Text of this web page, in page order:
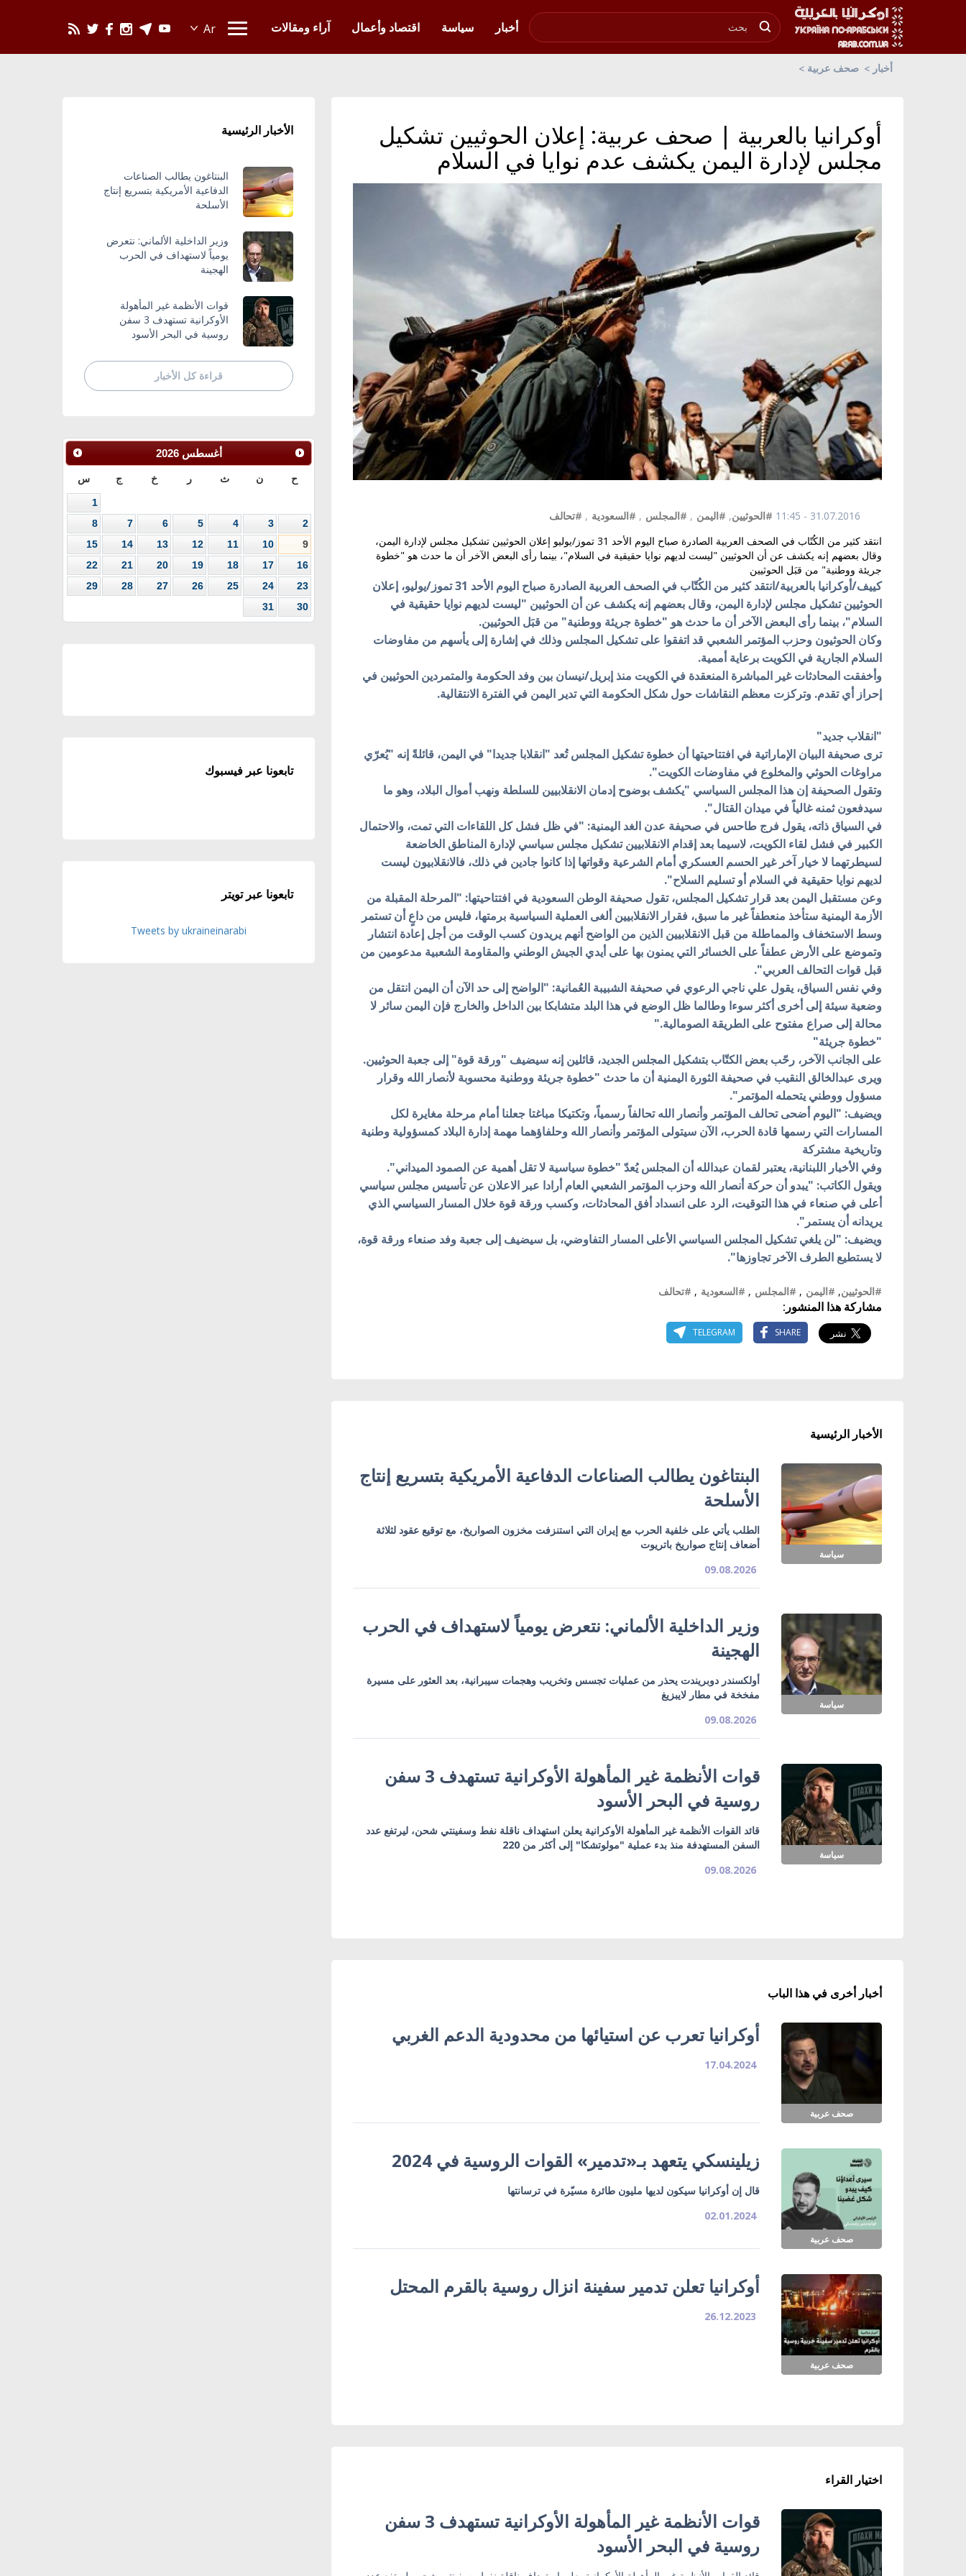
أخبار
سياسة اقتصاد وأعمال آراء ومقالات
أخبار صحف عربية
أوكرانيا بالعربية | صحف عربية: إعلان الحوثيين تشكيل
مجلس لإدارة اليمن يكشف عدم نوايا في السلام
31.07.2016 - 11:45 #الحوثيين, #اليمن , #المجلس , #السعودية , #تحالف
انتقد كثير من الكُتّاب في الصحف العربية الصادرة صباح اليوم الأحد 31 تموز/يوليو إعلان الحوثيين تشكيل مجلس لإدارة اليمن،
وقال بعضهم إنه يكشف عن أن الحوثيين "ليست لديهم نوايا حقيقية في السلام"، بينما رأى البعض الآخر أن ما حدث هو "خطوة
جريئة ووطنية" من قبَل الحوثيين
كييف/أوكرانيا بالعربية/انتقد كثير من الكُتّاب في الصحف العربية الصادرة صباح اليوم الأحد 31 تموز/يوليو، إعلان
الحوثيين تشكيل مجلس لإدارة اليمن، وقال بعضهم إنه يكشف عن أن الحوثيين "ليست لديهم نوايا حقيقية في
السلام"، بينما رأى البعض الآخر أن ما حدث هو "خطوة جريئة ووطنية" من قبَل الحوثيين.
وكان الحوثيون وحزب المؤتمر الشعبي قد اتفقوا على تشكيل المجلس وذلك في إشارة إلى يأسهم من مفاوضات
السلام الجارية في الكويت برعاية أممية.
وأخفقت المحادثات غير المباشرة المنعقدة في الكويت منذ إبريل/نيسان بين وفد الحكومة والمتمردين الحوثيين في
إحراز أي تقدم. وتركزت معظم النقاشات حول شكل الحكومة التي تدير اليمن في الفترة الانتقالية.
"انقلاب جديد"
ترى صحيفة البيان الإماراتية في افتتاحيتها أن خطوة تشكيل المجلس تُعد "انقلابا جديدا" في اليمن، قائلةً إنه "يُعرّي
مراوغات الحوثي والمخلوع في مفاوضات الكويت".
وتقول الصحيفة إن هذا المجلس السياسي "يكشف بوضوح إدمان الانقلابيين للسلطة ونهب أموال البلاد، وهو ما
سيدفعون ثمنه غالياً في ميدان القتال".
في السياق ذاته، يقول فرج طاحس في صحيفة عدن الغد اليمنية: "في ظل فشل كل اللقاءات التي تمت، والاحتمال
الكبير في فشل لقاء الكويت، لاسيما بعد إقدام الانقلابيين تشكيل مجلس سياسي لإدارة المناطق الخاضعة
لسيطرتهما لا خيار آخر غير الحسم العسكري أمام الشرعية وقواتها إذا كانوا جادين في ذلك، فالانقلابيون ليست
لديهم نوايا حقيقية في السلام أو تسليم السلاح".
وعن مستقبل اليمن بعد قرار تشكيل المجلس، تقول صحيفة الوطن السعودية في افتتاحيتها: "المرحلة المقبلة من
الأزمة اليمنية ستأخذ منعطفاً غير ما سبق، فقرار الانقلابيين ألغى العملية السياسية برمتها، فليس من داعٍ أن تستمر
وسط الاستخفاف والمماطلة من قبل الانقلابيين الذين من الواضح أنهم يريدون كسب الوقت من أجل إعادة انتشار
وتموضع على الأرض عطفاً على الخسائر التي يمنون بها على أيدي الجيش الوطني والمقاومة الشعبية مدعومين من
قبل قوات التحالف العربي".
وفي نفس السياق، يقول علي ناجي الرعوي في صحيفة الشبيبة العُمانية: "الواضح إلى حد الآن أن اليمن انتقل من
وضعية سيئة إلى أخرى أكثر سوءا وطالما ظل الوضع في هذا البلد متشابكا بين الداخل والخارج فإن اليمن سائر لا
محالة إلى صراع مفتوح على الطريقة الصومالية."
"خطوة جريئة"
على الجانب الآخر، رحّب بعض الكتّاب بتشكيل المجلس الجديد، قائلين إنه سيضيف "ورقة قوة" إلى جعبة الحوثيين.
ويرى عبدالخالق النقيب في صحيفة الثورة اليمنية أن ما حدث "خطوة جريئة ووطنية محسوبة لأنصار الله وقرار
مسؤول ووطني يتحمله المؤتمر".
ويضيف: "اليوم أضحى تحالف المؤتمر وأنصار الله تحالفاً رسمياً، وتكتيكا مباغتا جعلنا أمام مرحلة مغايرة لكل
المسارات التي رسمها قادة الحرب، الآن سيتولى المؤتمر وأنصار الله وحلفاؤهما مهمة إدارة البلاد كمسؤولية وطنية
وتاريخية مشتركة
وفي الأخبار اللبنانية، يعتبر لقمان عبدالله أن المجلس يُعدّ "خطوة سياسية لا تقل أهمية عن الصمود الميداني".
ويقول الكاتب: "يبدو أن حركة أنصار الله وحزب المؤتمر الشعبي العام أرادا عبر الاعلان عن تأسيس مجلس سياسي
أعلى في صنعاء في هذا التوقيت، الرد على انسداد أفق المحادثات، وكسب ورقة قوة خلال المسار السياسي الذي
يريدانه أن يستمر".
ويضيف: "لن يلغي تشكيل المجلس السياسي الأعلى المسار التفاوضي، بل سيضيف إلى جعبة وفد صنعاء ورقة قوة،
لا يستطيع الطرف الآخر تجاوزها".
#الحوثيين, #اليمن , #المجلس , #السعودية , #تحالف
مشاركة هذا المنشور:
SHARE
TELEGRAM
الأخبار الرئيسية
سياسة
البنتاغون يطالب الصناعات الدفاعية الأمريكية بتسريع إنتاج
الأسلحة
الطلب يأتي على خلفية الحرب مع إيران التي استنزفت مخزون الصواريخ، مع توقيع عقود لثلاثة
أضعاف إنتاج صواريخ باتريوت
09.08.2026
سياسة
وزير الداخلية الألماني: نتعرض يومياً لاستهداف في الحرب
الهجينة
أولكسندر دوبريندت يحذر من عمليات تجسس وتخريب وهجمات سيبرانية، بعد العثور على مسيرة
مفخخة في مطار لايبزيغ
09.08.2026
سياسة
قوات الأنظمة غير المأهولة الأوكرانية تستهدف 3 سفن
روسية في البحر الأسود
قائد القوات الأنظمة غير المأهولة الأوكرانية يعلن استهداف ناقلة نفط وسفينتي شحن، ليرتفع عدد
السفن المستهدفة منذ بدء عملية "مولوتشكا" إلى أكثر من 220
09.08.2026
أخبار أخرى في هذا الباب
صحف عربية
أوكرانيا تعرب عن استيائها من محدودية الدعم الغربي
17.04.2024
صحف عربية
زيلينسكي يتعهد بـ«تدمير» القوات الروسية في 2024
قال إن أوكرانيا سيكون لديها مليون طائرة مسيّرة في ترسانتها
02.01.2024
صحف عربية
أوكرانيا تعلن تدمير سفينة انزال روسية بالقرم المحتل
26.12.2023
اختيار القراء
قوات الأنظمة غير المأهولة الأوكرانية تستهدف 3 سفن
روسية في البحر الأسود
الأخبار الرئيسية
البنتاغون يطالب الصناعات
الدفاعية الأمريكية بتسريع إنتاج
الأسلحة
وزير الداخلية الألماني: نتعرض
يومياً لاستهداف في الحرب
الهجينة
قوات الأنظمة غير المأهولة
الأوكرانية تستهدف 3 سفن
روسية في البحر الأسود
قراءة كل الأخبار
أغسطس 2026
ح ن ث ر خ ج س
1
2
3
4
5
6
7
8
9
10
11
12
13
14
15
16
17
18
19
20
21
22
23
24
25
26
27
28
29
30
31
تابعونا عبر فيسبوك
تابعونا عبر تويتر
Tweets by ukraineinarabi